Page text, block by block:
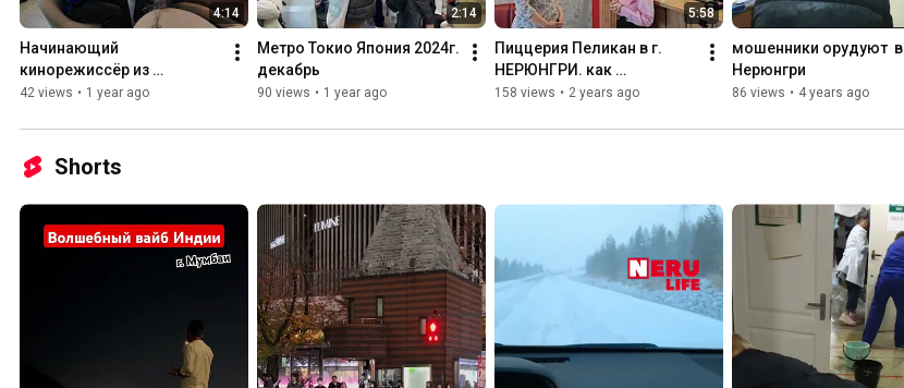
4:14
Начинающий
кинорежиссёр из
Нерюнгри Диана Ройбу о
42 views • 1 year ago
2:14
Метро Токио Япония 2024г.
декабрь
90 views • 1 year ago
5:58
Пиццерия Пеликан в г.
НЕРЮНГРИ. как
развиваться в маленьком
158 views • 2 years ago
мошенники орудуют  в
Нерюнгри
86 views • 4 years ago
Shorts